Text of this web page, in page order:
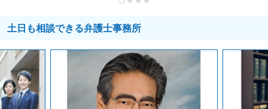
土日も相談できる弁護士事務所